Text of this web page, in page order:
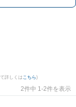
詳しくは こちら)
2件中 1-2件を表示